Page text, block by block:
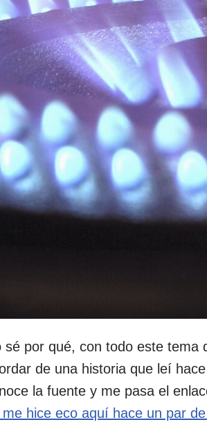
sé por qué, con todo este tema
de una historia que leí
la fuente y me pasa el
hice eco aquí hace un par